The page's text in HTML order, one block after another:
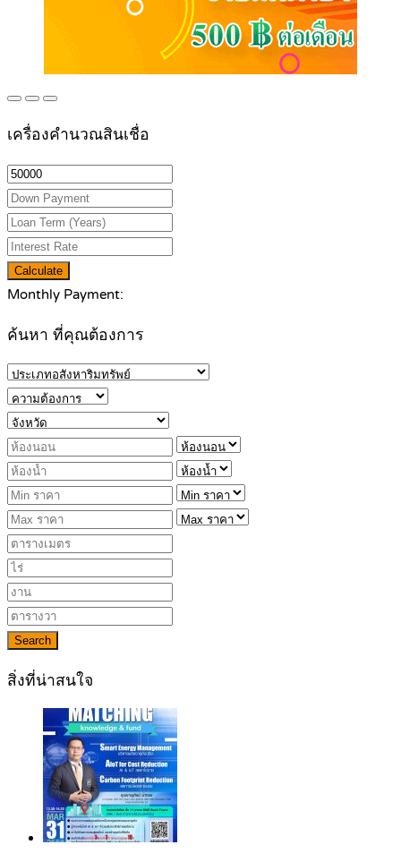
เครื่องคำนวณสินเชื่อ
Calculate
Monthly Payment:
ค้นหา ที่คุณต้องการ
Search
สิ่งที่น่าสนใจ